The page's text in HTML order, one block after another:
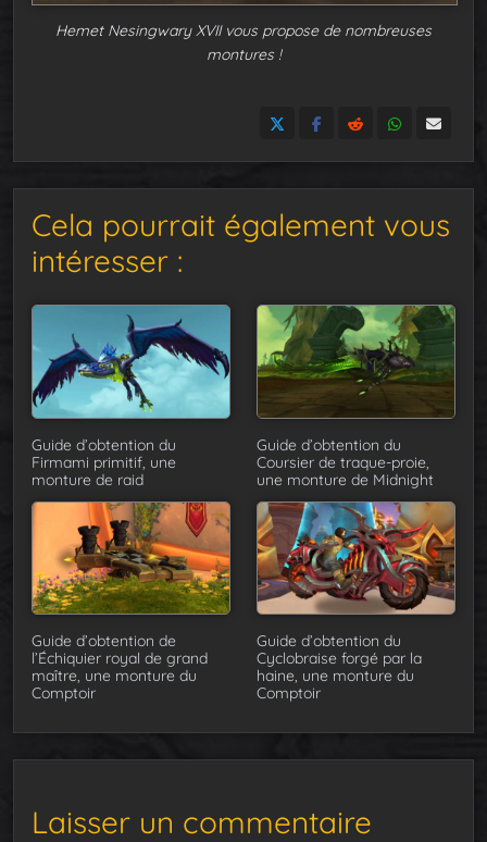
Hemet Nesingwary XVII vous propose de nombreuses
montures !
Cela pourrait également vous
intéresser :
Guide d’obtention du
Firmami primitif, une
monture de raid
Guide d’obtention du
Coursier de traque-proie,
une monture de Midnight
Guide d’obtention de
l’Échiquier royal de grand
maître, une monture du
Comptoir
Guide d’obtention du
Cyclobraise forgé par la
haine, une monture du
Comptoir
Laisser un commentaire